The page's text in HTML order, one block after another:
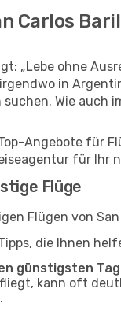
Carlos
„Lebe ohne
in
Wie auch
Angebote für
für Ihr
Flüge
Flügen von
die Ihnen
günstigsten
kann oft